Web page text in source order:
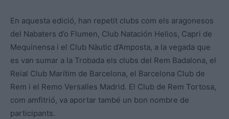
En aquesta edició, han repetit clubs com els aragonesos
del Nabaters d’o Flumen, Club Natación Helios, Capri de
Mequinensa i el Club Nàutic d’Amposta, a la vegada que
es van sumar a la Trobada els clubs del Rem Badalona, el
Reial Club Marítim de Barcelona, el Barcelona Club de
Rem i el Remo Versalles Madrid. El Club de Rem Tortosa,
com amfitrió, va aportar també un bon nombre de
participants.